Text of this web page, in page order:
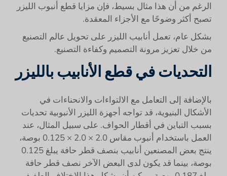
الرغم من أن هذا مثال بسيط، فإن مزايا قطع أنبوب الليزر
تصبح أكثر وضوحًا مع الأجزاء المعقدة.
بشكل عام، تعمل أنابيب الليزر على تحويل عالم التصنيع
من خلال تعزيز مرونة التصميم وكفاءة التصنيع.
التحديات في قطع الأنابيب بالليزر
بالإضافة إلى التعامل مع الالتواءات والانحناءات في
الأشكال البنيوية، قد تواجه أجهزة الليزر الأنبوبية تحديات
بسبب التباين في أقطار الحواف. على سبيل المثال، عند
العمل باستخدام أنبوب مقاس 2.0 × 2.0 × 0.125 بوصة،
ينتج بعض المصنعين أنابيب بنصف قطر حافة يبلغ 0.125
بوصة، بينما قد يكون لدى البعض الآخر نصف قطر حافة